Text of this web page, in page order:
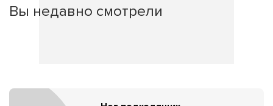
Вы недавно смотрели